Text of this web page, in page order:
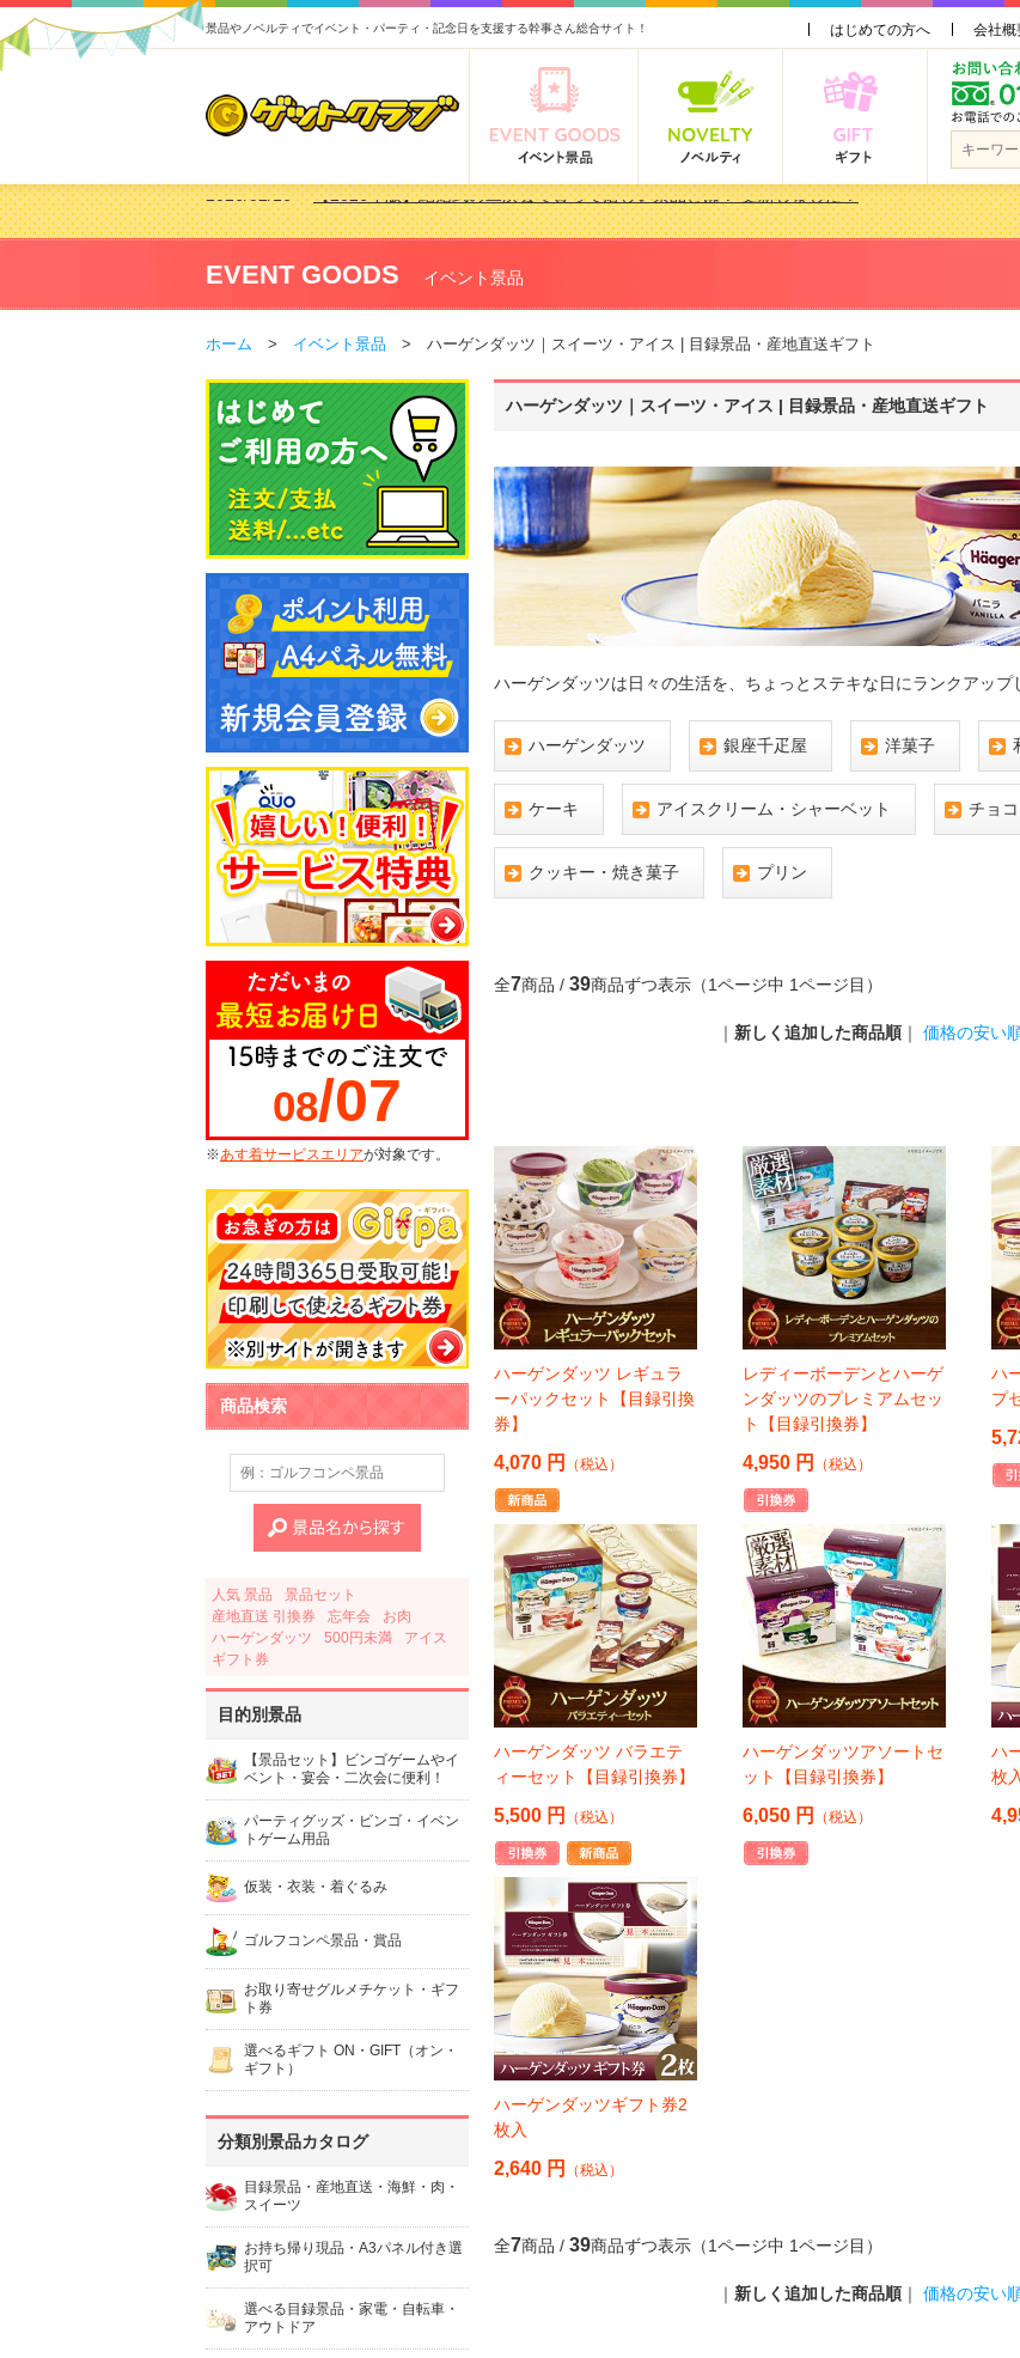
景品やノベルティでイベント・パーティ・記念日を支援する幹事さん総合サイト！ はじめての方へ 会社概
2026/02/03【2026年版】ゴルフコンペ景品 3000円未満［2000円～2999円編］もらってうれしい人気ラ…
2026/07/15【2026年版】ビンゴゲーム景品おすすめ金額別人気ランキング 更新しました！
2026/04/03【2026年版】ゴルフコンペ景品 3000円未満［2000円～2999円編］もらってうれしい人気ラ…
2026/02/16【2026年版】結婚式の二次会で貰って嬉しい景品とは？ 更新しました！
EVENT GOODS イベント景品
ホーム > イベント景品 > ハーゲンダッツ｜スイーツ・アイス | 目録景品・産地直送ギフト
08/07
※あす着サービスエリアが対象です。
商品検索
人気 景品
景品セット
産地直送 引換券
忘年会
お肉
ハーゲンダッツ
500円未満
アイス
ギフト券
目的別景品
【景品セット】ビンゴゲームやイ
ベント・宴会・二次会に便利！
パーティグッズ・ビンゴ・イベン
トゲーム用品
仮装・衣装・着ぐるみ
ゴルフコンペ景品・賞品
お取り寄せグルメチケット・ギフ
ト券
選べるギフト ON・GIFT（オン・
ギフト）
分類別景品カタログ
目録景品・産地直送・海鮮・肉・
スイーツ
お持ち帰り現品・A3パネル付き選
択可
選べる目録景品・家電・自転車・
アウトドア
ハーゲンダッツ｜スイーツ・アイス | 目録景品・産地直送ギフト
ハーゲンダッツは日々の生活を、ちょっとステキな日にランクアップ
ハーゲンダッツ 銀座千疋屋 洋菓子
ケーキ アイスクリーム・シャーベット チョ
クッキー・焼き菓子 プリン
全7商品 / 39商品ずつ表示（1ページ中 1ページ目）
｜ 新しく追加した商品順 ｜ 価格の安い
ハーゲンダッツ レギュラ
ーパックセット【目録引換
券】
4,070 円 （税込）
レディーボーデンとハーゲ
ンダッツのプレミアムセッ
ト【目録引換券】
4,950 円 （税込）
ハ
プ
ハーゲンダッツ バラエテ
ィーセット【目録引換券】
5,500 円 （税込）
ハーゲンダッツアソートセ
ット【目録引換券】
6,050 円 （税込）
ハ
枚入
ハーゲンダッツギフト券2
枚入
2,640 円 （税込）
全7商品 / 39商品ずつ表示（1ページ中 1ページ目）
｜ 新しく追加した商品順 ｜ 価格の安い